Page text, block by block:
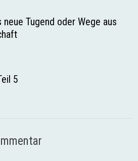
Tugend oder Wege aus
5